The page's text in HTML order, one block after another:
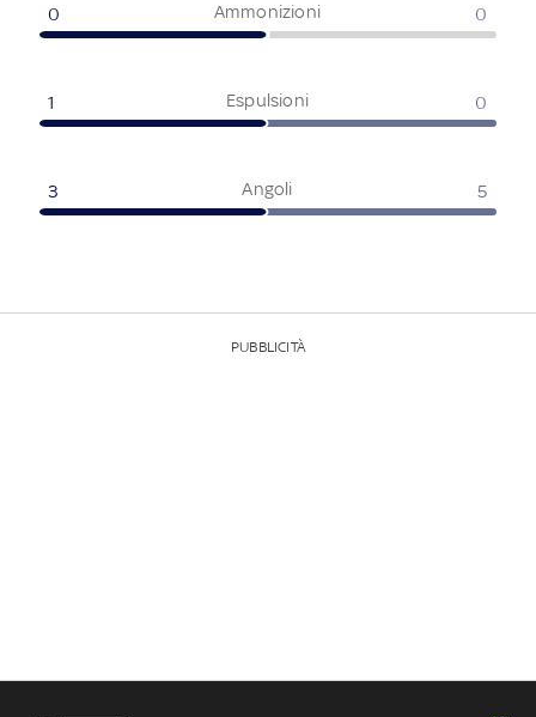
Ammonizioni
0 0
Espulsioni
1 0
Angoli
3 5
PUBBLICITÀ